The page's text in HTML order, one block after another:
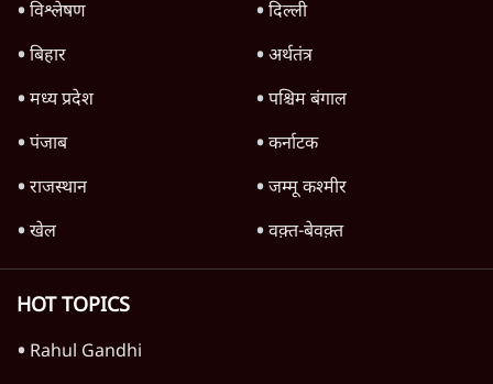
विश्लेषण
दिल्ली
बिहार
अर्थतंत्र
मध्य प्रदेश
पश्चिम बंगाल
पंजाब
कर्नाटक
राजस्थान
जम्मू कश्मीर
खेल
वक़्त-बेवक़्त
HOT TOPICS
Rahul Gandhi